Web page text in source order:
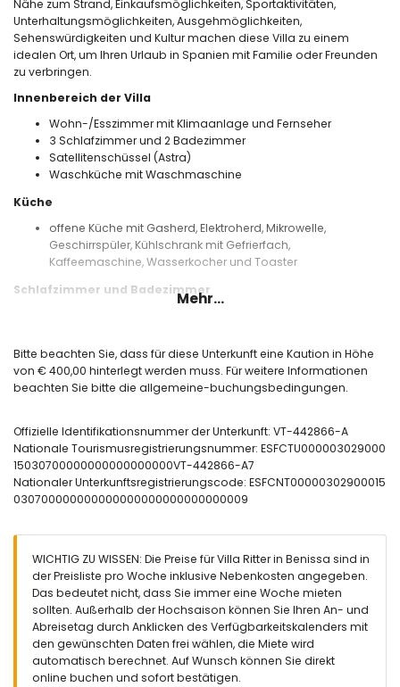
Nähe zum Strand, Einkaufsmöglichkeiten, Sportaktivitäten,
Unterhaltungsmöglichkeiten, Ausgehmöglichkeiten,
Sehenswürdigkeiten und Kultur machen diese Villa zu einem
idealen Ort, um Ihren Urlaub in Spanien mit Familie oder Freunden
zu verbringen.
Innenbereich der Villa
Wohn-/Esszimmer mit Klimaanlage und Fernseher
3 Schlafzimmer und 2 Badezimmer
Satellitenschüssel (Astra)
Waschküche mit Waschmaschine
Küche
offene Küche mit Gasherd, Elektroherd, Mikrowelle,
Geschirrspüler, Kühlschrank mit Gefrierfach,
Kaffeemaschine, Wasserkocher und Toaster
Schlafzimmer und Badezimmer
Kombination, Bidet und Toilette
Badezimmer mit einem Einzelwaschbecken, Dusche, Toilette
und Föhn
eingezäuntes Grundstück
privater Pool mit den Maßen 8m x 4m und 1,8m tief
Garten mit Bäumen und Gartenmöbeln mit Liegen
3 Terrassen, davon 1 überdacht
Grill
Außen-Sitzbereich und Außen-Essbereich
2 private Parkplätze
Weitere Informationen
nächste Stadt: Moraira (innerhalb von 5 Kilometern von der
Villa)
nächster Strand: Cala Baladrar (innerhalb von 1000 Metern
von der Villa)
nächster Hafen: Moraira (innerhalb von 5 Kilometern von der
Mehr...
Bitte beachten Sie, dass für diese Unterkunft eine Kaution in Höhe
von € 400,00 hinterlegt werden muss. Für weitere Informationen
beachten Sie bitte die allgemeine-buchungsbedingungen.
Offizielle Identifikationsnummer der Unterkunft: VT-442866-A
Nationale Tourismusregistrierungsnummer: ESFCTU000003029000
15030700000000000000000VT-442866-A7
Nationaler Unterkunftsregistrierungscode: ESFCNT00000302900015
030700000000000000000000000000009
WICHTIG ZU WISSEN: Die Preise für Villa Ritter in Benissa sind in
der Preisliste pro Woche inklusive Nebenkosten angegeben.
Das bedeutet nicht, dass Sie immer eine Woche mieten
sollten. Außerhalb der Hochsaison können Sie Ihren An- und
Abreisetag durch Anklicken des Verfügbarkeitskalenders mit
den gewünschten Daten frei wählen, die Miete wird
automatisch berechnet. Auf Wunsch können Sie direkt
online buchen und sofort bestätigen.